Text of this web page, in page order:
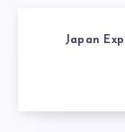
Japan